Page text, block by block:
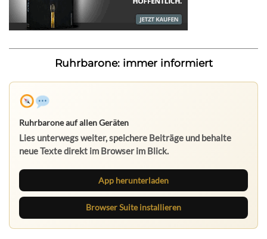
Ruhrbarone: immer informiert
Ruhrbarone auf allen Geräten
Lies unterwegs weiter, speichere Beiträge und behalte
neue Texte direkt im Browser im Blick.
App herunterladen
Browser Suite installieren